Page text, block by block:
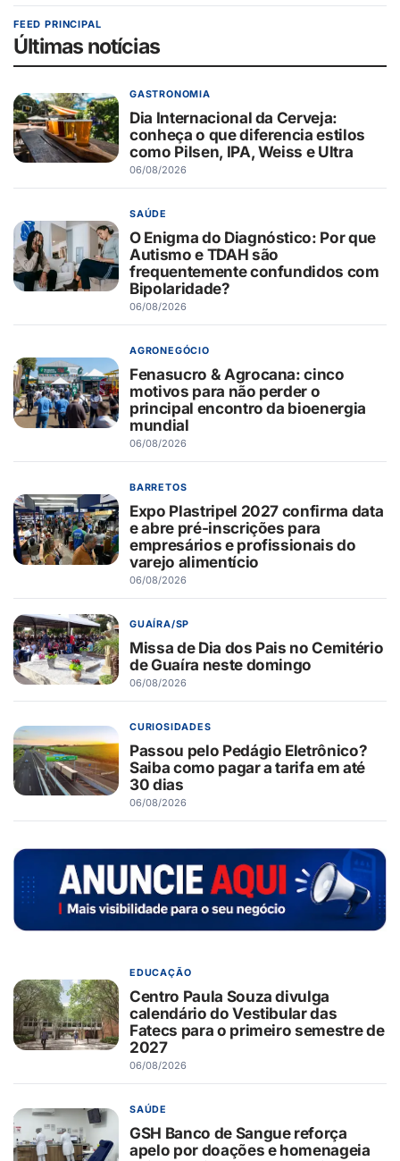
FEED PRINCIPAL
Últimas notícias
GASTRONOMIA
Dia Internacional da Cerveja:
conheça o que diferencia estilos
como Pilsen, IPA, Weiss e Ultra
06/08/2026
SAÚDE
O Enigma do Diagnóstico: Por que
Autismo e TDAH são
frequentemente confundidos com
Bipolaridade?
06/08/2026
AGRONEGÓCIO
Fenasucro & Agrocana: cinco
motivos para não perder o
principal encontro da bioenergia
mundial
06/08/2026
BARRETOS
Expo Plastripel 2027 confirma data
e abre pré-inscrições para
empresários e profissionais do
varejo alimentício
06/08/2026
GUAÍRA/SP
Missa de Dia dos Pais no Cemitério
de Guaíra neste domingo
06/08/2026
CURIOSIDADES
Passou pelo Pedágio Eletrônico?
Saiba como pagar a tarifa em até
30 dias
06/08/2026
EDUCAÇÃO
Centro Paula Souza divulga
calendário do Vestibular das
Fatecs para o primeiro semestre de
2027
06/08/2026
SAÚDE
GSH Banco de Sangue reforça
apelo por doações e homenageia